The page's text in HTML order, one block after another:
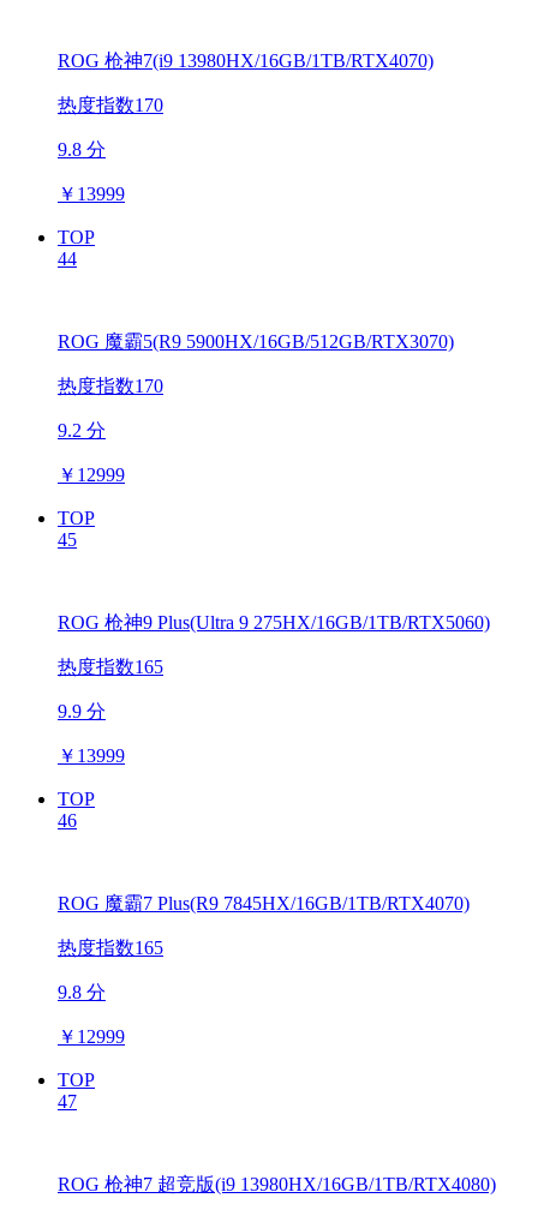
ROG 枪神7(i9 13980HX/16GB/1TB/RTX4070)
热度指数170
9.8 分
￥ 13999
TOP
44
ROG 魔霸5(R9 5900HX/16GB/512GB/RTX3070)
热度指数170
9.2 分
￥ 12999
TOP
45
ROG 枪神9 Plus(Ultra 9 275HX/16GB/1TB/RTX5060)
热度指数165
9.9 分
￥ 13999
TOP
46
ROG 魔霸7 Plus(R9 7845HX/16GB/1TB/RTX4070)
热度指数165
9.8 分
￥ 12999
TOP
47
ROG 枪神7 超竞版(i9 13980HX/16GB/1TB/RTX4080)